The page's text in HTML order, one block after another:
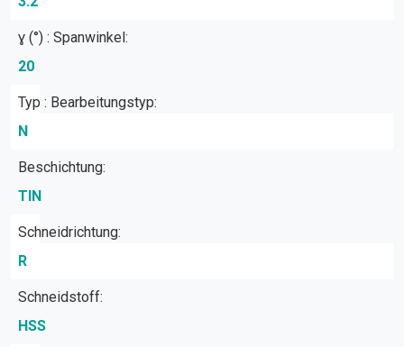
ɣ (°) : Spanwinkel:
20
Typ : Bearbeitungstyp:
N
Beschichtung:
TIN
Schneidrichtung:
R
Schneidstoff:
HSS